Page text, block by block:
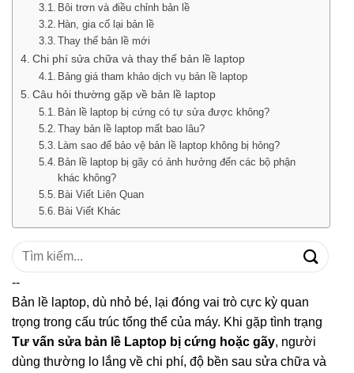
Bôi trơn và điều chỉnh bản lề
Hàn, gia cố lại bản lề
Thay thế bản lề mới
Chi phí sửa chữa và thay thế bản lề laptop
Bảng giá tham khảo dịch vụ bản lề laptop
Câu hỏi thường gặp về bản lề laptop
Bản lề laptop bị cứng có tự sửa được không?
Thay bản lề laptop mất bao lâu?
Làm sao để bảo vệ bản lề laptop không bị hỏng?
Bản lề laptop bị gãy có ảnh hưởng đến các bộ phận
khác không?
Bài Viết Liên Quan
Bài Viết Khác
Tìm
--
Bản lề laptop, dù nhỏ bé, lại đóng vai trò cực kỳ quan
trọng trong cấu trúc tổng thể của máy. Khi gặp tình trạng
Tư vấn sửa bản lề Laptop bị cứng hoặc gãy, người
dùng thường lo lắng về chi phí, độ bền sau sửa chữa và